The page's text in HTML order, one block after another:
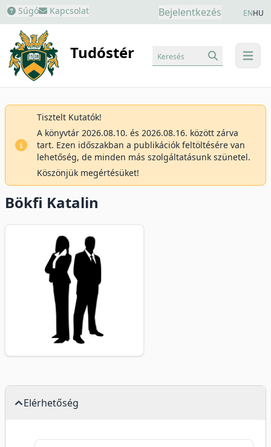
Súgó Kapcsolat Bejelentkezés ENHU
Tudóstér menu
Keresés
Tisztelt Kutatók!
A könyvtár 2026.08.10. és 2026.08.16. között zárva
tart. Ezen időszakban a publikációk feltöltésére van
lehetőség, de minden más szolgáltatásunk szünetel.
Köszönjük megértésüket!
Bökfi Katalin
Elérhetőség